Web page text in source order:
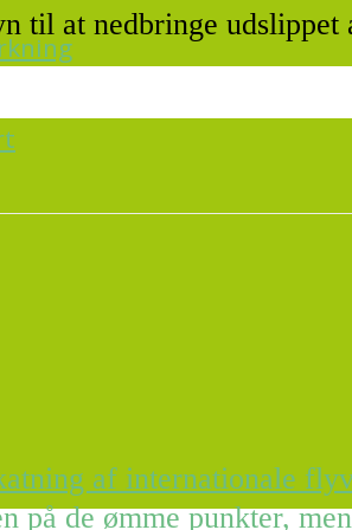
til at nedbringe
af internationale
de ømme punkter,